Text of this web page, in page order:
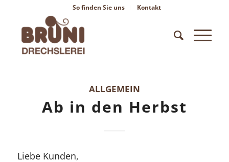
So finden Sie uns Kontakt
ALLGEMEIN
Ab in den Herbst
Liebe Kunden,